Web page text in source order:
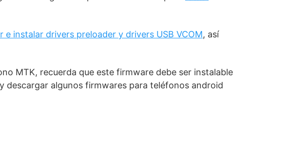
e instalar drivers preloader y drivers USB VCOM, así
MTK, recuerda que este firmware debe ser instalable
descargar algunos firmwares para teléfonos android